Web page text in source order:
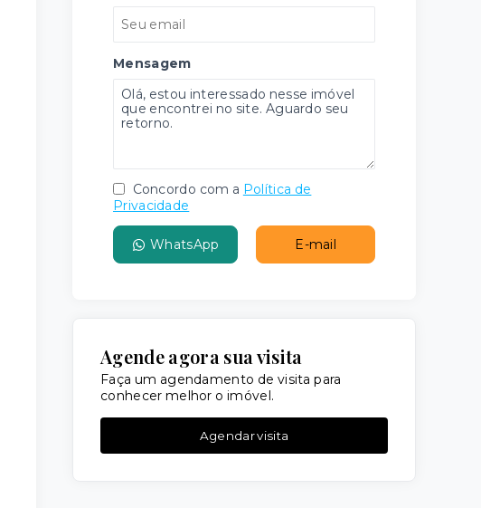
Mensagem
Concordo com a Política de
Privacidade
WhatsApp E-mail
Agende agora sua visita
Faça um agendamento de visita para
conhecer melhor o imóvel.
Agendar visita